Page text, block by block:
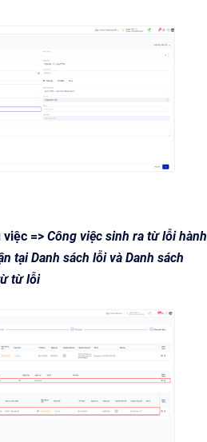
=> Công việc sinh ra từ lỗi hành
tại Danh sách lỗi và Danh sách
từ lỗi